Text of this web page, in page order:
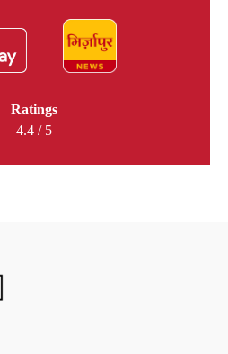
Ratings
4.4 / 5